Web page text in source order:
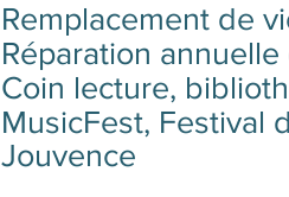
Remplacement de
Réparation
Coin lecture,
MusicFest, Festival
Jouvence